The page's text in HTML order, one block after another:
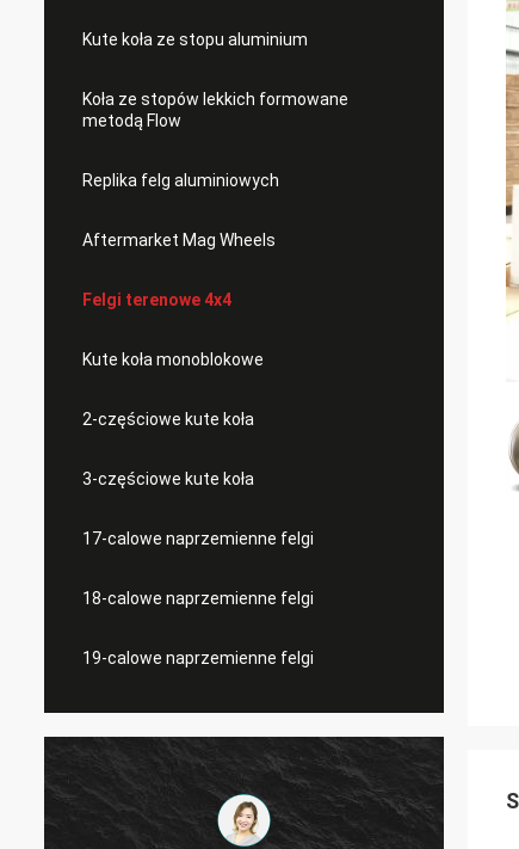
Kute koła ze stopu aluminium
Koła ze stopów lekkich formowane
metodą Flow
Replika felg aluminiowych
Aftermarket Mag Wheels
Felgi terenowe 4x4
Kute koła monoblokowe
2-częściowe kute koła
3-częściowe kute koła
17-calowe naprzemienne felgi
18-calowe naprzemienne felgi
19-calowe naprzemienne felgi